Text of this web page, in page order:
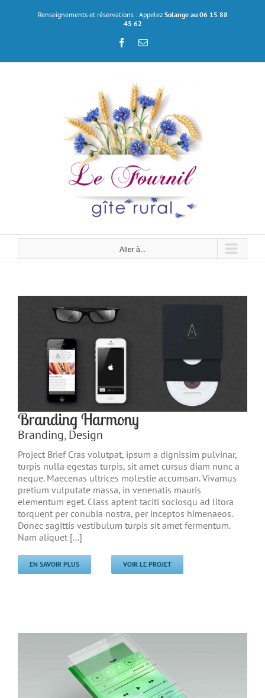
Renseignements et réservations : Appelez Solange au 06 15 88
45 62
Facebook
Email
Aller à...
Branding Harmony
Branding,Design
Project Brief Cras volutpat, ipsum a dignissim pulvinar,
turpis nulla egestas turpis, sit amet cursus diam nunc a
neque. Maecenas ultrices molestie accumsan. Vivamus
pretium vulputate massa, in venenatis mauris
elementum eget. Class aptent taciti sociosqu ad litora
torquent per conubia nostra, per inceptos himenaeos.
Donec sagittis vestibulum turpis sit amet fermentum.
Nam aliquet [...]
EN SAVOIR PLUS VOIR LE PROJET